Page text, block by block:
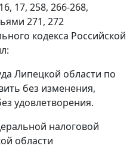
, 17, 258, 266-268,
271, 272
кодекса Российской
Липецкой области по
без изменения,
удовлетворения.
налоговой
области